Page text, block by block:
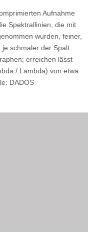
Aufnahme
Spektrallinien, die mit
wurden, feiner,
schmaler der Spalt
erreichen lässt
/ Lambda) von etwa
DADOS